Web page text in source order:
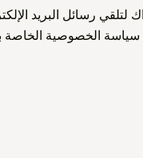
لتلقي رسائل البريد
الخصوصية الخاصة